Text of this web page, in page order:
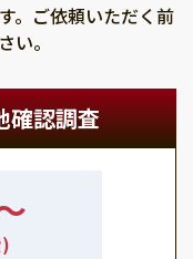
。ご依頼いただく前
い。
確認調査